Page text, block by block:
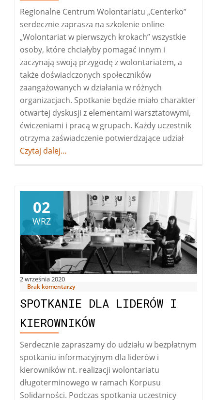
Regionalne Centrum Wolontariatu „Centerko”
serdecznie zaprasza na szkolenie online
„Wolontariat w pierwszych krokach” wszystkie
osoby, które chciałyby pomagać innym i
zaczynają swoją przygodę z wolontariatem, a
także doświadczonych społeczników
zaangażowanych w działania w różnych
organizacjach. Spotkanie będzie miało charakter
otwartej dyskusji z elementami warsztatowymi,
ćwiczeniami i pracą w grupach. Każdy uczestnik
otrzyma zaświadczenie potwierdzające udział
Czytaj dalej…
2 września 2020
02
WRZ
Brak komentarzy
SPOTKANIE DLA LIDERÓW I
KIEROWNIKÓW
Serdecznie zapraszamy do udziału w bezpłatnym
spotkaniu informacyjnym dla liderów i
kierowników nt. realizacji wolontariatu
długoterminowego w ramach Korpusu
Solidarności. Podczas spotkania uczestnicy